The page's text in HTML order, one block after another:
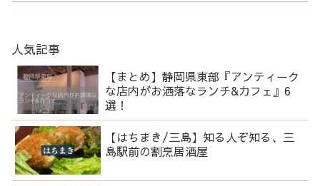
人気記事
【まとめ】静岡県東部『アンティーク
な店内がお洒落なランチ&カフェ』6
選！
【はちまき/三島】知る人ぞ知る、三
島駅前の割烹居酒屋